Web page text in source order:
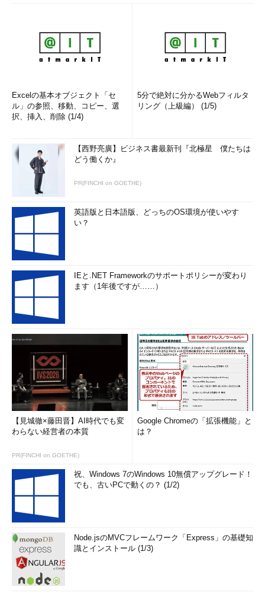
Excelの基本オブジェクト「セ
ル」の参照、移動、コピー、選
択、挿入、削除 (1/4)
5分で絶対に分かるWebフィルタ
リング（上級編） (1/5)
【西野亮廣】ビジネス書最新刊『北極星 僕たちは
どう働くか』
PR(FINCHI on GOETHE)
英語版と日本語版、どっちのOS環境が使いやす
い？
IEと.NET Frameworkのサポートポリシーが変わり
ます（1年後ですが……）
【見城徹×藤田晋】AI時代でも変
わらない経営者の本質
PR(FINCHI on GOETHE)
Google Chromeの「拡張機能」と
は？
祝、Windows 7のWindows 10無償アップグレード！
でも、古いPCで動くの？ (1/2)
Node.jsのMVCフレームワーク「Express」の基礎知
識とインストール (1/3)